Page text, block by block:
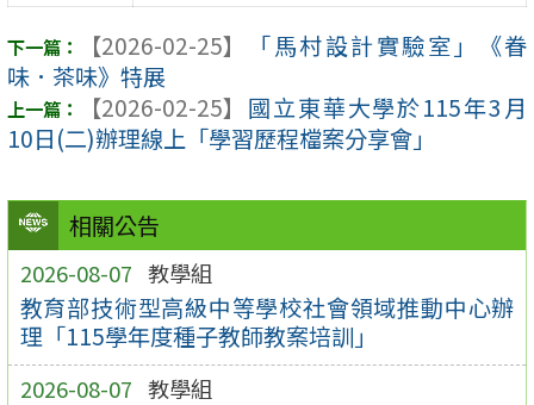
相關公告
2026-08-07 教學組
教育部技術型高級中等學校社會領域推動中心辦
理「115學年度種子教師教案培訓」
2026-08-07 教學組
【2026-02-25】
「馬村設計實驗室」《眷
味．茶味》特展
【2026-02-25】 國立東華大學於115年3月
10日(二)辦理線上「學習歷程檔案分享會」